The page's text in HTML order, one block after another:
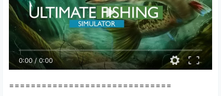
0:00/0:00
==============================